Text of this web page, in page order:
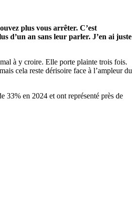
plus vous arrêter. C’est
d’un an sans leur parler. J’en ai juste
à y croire. Elle porte plainte trois fois.
cela reste dérisoire face à l’ampleur du
33% en 2024 et ont représenté près de